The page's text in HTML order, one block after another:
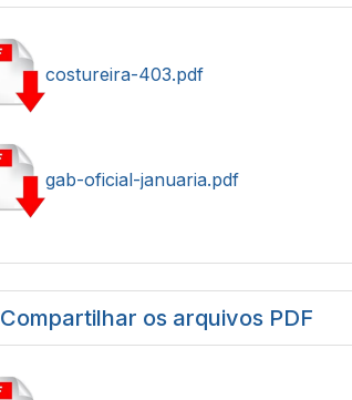
costureira-403.pdf
gab-oficial-januaria.pdf
Compartilhar os arquivos PDF